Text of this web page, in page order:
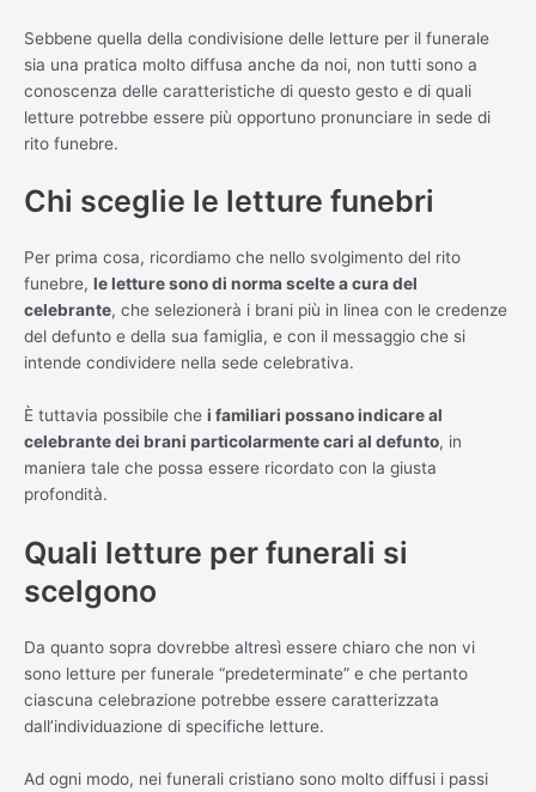
Sebbene quella della condivisione delle letture per il funerale
sia una pratica molto diffusa anche da noi, non tutti sono a
conoscenza delle caratteristiche di questo gesto e di quali
letture potrebbe essere più opportuno pronunciare in sede di
rito funebre.
Chi sceglie le letture funebri
Per prima cosa, ricordiamo che nello svolgimento del rito
funebre, le letture sono di norma scelte a cura del
celebrante, che selezionerà i brani più in linea con le credenze
del defunto e della sua famiglia, e con il messaggio che si
intende condividere nella sede celebrativa.
È tuttavia possibile che i familiari possano indicare al
celebrante dei brani particolarmente cari al defunto, in
maniera tale che possa essere ricordato con la giusta
profondità.
Quali letture per funerali si
scelgono
Da quanto sopra dovrebbe altresì essere chiaro che non vi
sono letture per funerale “predeterminate” e che pertanto
ciascuna celebrazione potrebbe essere caratterizzata
dall’individuazione di specifiche letture.
Ad ogni modo, nei funerali cristiano sono molto diffusi i passi